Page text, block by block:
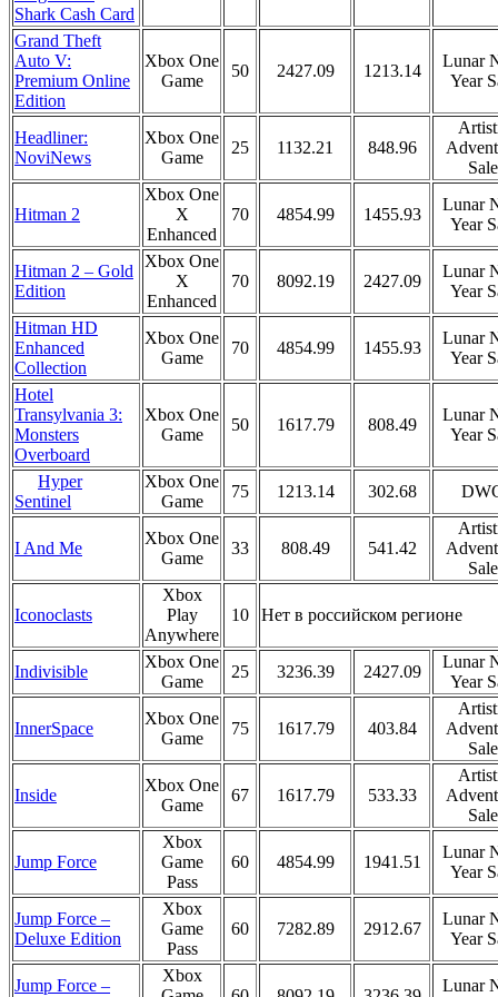
Shark Cash Card
Grand Theft
Auto V:
Premium Online
Edition
Xbox One
Game
50 2427.09 1213.14
Lunar
Year
Headliner:
NoviNews
Xbox One
Game
25 1132.21 848.96
Sale
Hitman 2
Xbox One
X
Enhanced
70 4854.99 1455.93
Lunar
Year
Hitman 2 – Gold
Edition
Xbox One
X
Enhanced
70 8092.19 2427.09
Lunar
Year
Hitman HD
Enhanced
Collection
Xbox One
Game
70 4854.99 1455.93
Lunar
Year
Hotel
Transylvania 3:
Monsters
Overboard
Xbox One
Game
50 1617.79 808.49
Lunar
Year
Hyper
Sentinel
Xbox One
Game
75 1213.14 302.68
I And Me
Xbox One
Game
33 808.49 541.42
Sale
Iconoclasts
Xbox
Play
Anywhere
10 Нет в российском регионе
Indivisible
Xbox One
Game
25 3236.39 2427.09
Lunar
Year
InnerSpace
Xbox One
Game
75 1617.79 403.84
Sale
Inside
Xbox One
Game
67 1617.79 533.33
Sale
Jump Force
Xbox
Game
Pass
60 4854.99 1941.51
Lunar
Year
Jump Force –
Deluxe Edition
Xbox
Game
Pass
60 7282.89 2912.67
Lunar
Year
Jump Force –
Xbox
Lunar